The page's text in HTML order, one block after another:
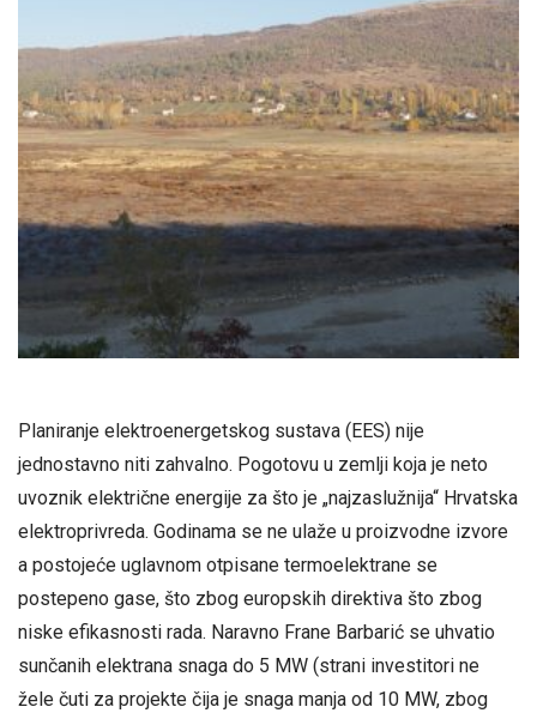
Planiranje elektroenergetskog sustava (EES) nije
jednostavno niti zahvalno. Pogotovu u zemlji koja je neto
uvoznik električne energije za što je „najzaslužnija“ Hrvatska
elektroprivreda. Godinama se ne ulaže u proizvodne izvore
a postojeće uglavnom otpisane termoelektrane se
postepeno gase, što zbog europskih direktiva što zbog
niske efikasnosti rada. Naravno Frane Barbarić se uhvatio
sunčanih elektrana snaga do 5 MW (strani investitori ne
žele čuti za projekte čija je snaga manja od 10 MW, zbog